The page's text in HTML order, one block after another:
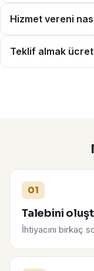
Hizmet vereni
Teklif almak
01
Talebini
İhtiyacını birkaç